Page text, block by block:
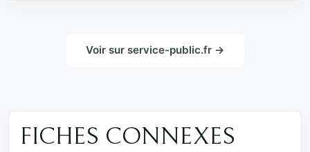
Voir sur service-public.fr →
FICHES CONNEXES